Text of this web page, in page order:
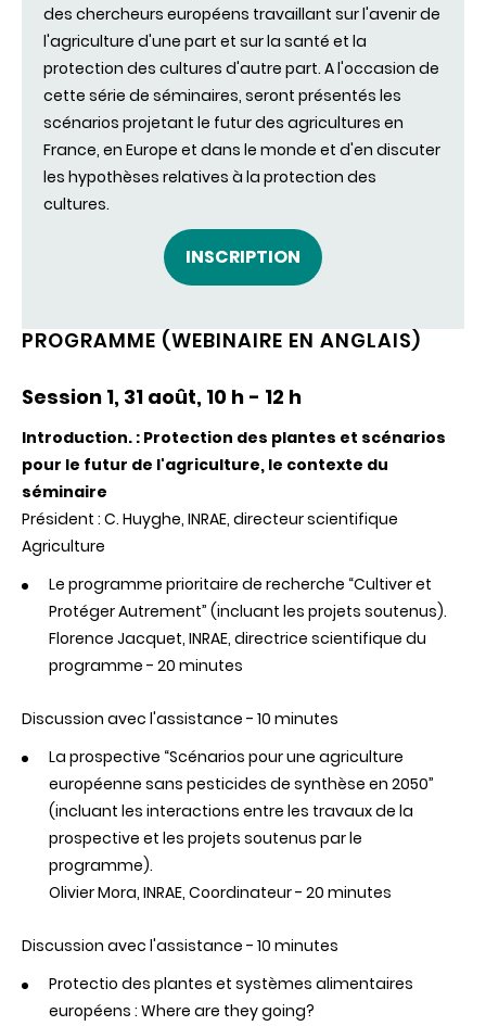
des chercheurs européens travaillant sur l'avenir de
l'agriculture d'une part et sur la santé et la
protection des cultures d'autre part. A l'occasion de
cette série de séminaires, seront présentés les
scénarios projetant le futur des agricultures en
France, en Europe et dans le monde et d'en discuter
les hypothèses relatives à la protection des
cultures.
INSCRIPTION
PROGRAMME (WEBINAIRE EN ANGLAIS)
Session 1, 31 août, 10 h - 12 h
Introduction. : Protection des plantes et scénarios
pour le futur de l'agriculture, le contexte du
séminaire
Président : C. Huyghe, INRAE, directeur scientifique
Agriculture
Le programme prioritaire de recherche “Cultiver et
Protéger Autrement” (incluant les projets soutenus).
Florence Jacquet, INRAE, directrice scientifique du
programme - 20 minutes
Discussion avec l'assistance - 10 minutes
La prospective “Scénarios pour une agriculture
européenne sans pesticides de synthèse en 2050”
(incluant les interactions entre les travaux de la
prospective et les projets soutenus par le
programme).
Olivier Mora, INRAE, Coordinateur - 20 minutes
Discussion avec l'assistance - 10 minutes
Protectio des plantes et systèmes alimentaires
européens : Where are they going?